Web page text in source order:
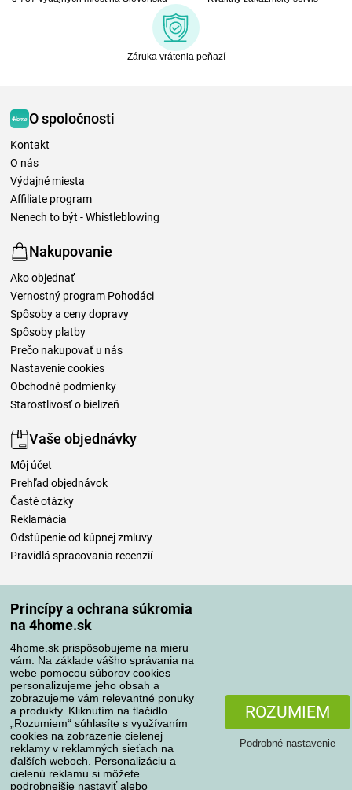
Princípy a ochrana súkromia
na 4home.sk
4home.sk prispôsobujeme na mieru
vám. Na základe vášho správania na
webe pomocou súborov cookies
personalizujeme jeho obsah a
zobrazujeme vám relevantné ponuky
a produkty. Kliknutím na tlačidlo
„Rozumiem“ súhlasíte s využívaním
cookies na zobrazenie cielenej
reklamy v reklamných sieťach na
ďalších weboch. Personalizáciu a
cielenú reklamu si môžete
podrobnejšie nastaviť alebo
ROZUMIEM
Podrobné nastavenie
Záruka vrátenia peňazí
O spoločnosti
Kontakt
O nás
Výdajné miesta
Affiliate program
Nenech to být - Whistleblowing
Nakupovanie
Ako objednať
Vernostný program Pohodáci
Spôsoby a ceny dopravy
Spôsoby platby
Prečo nakupovať u nás
Nastavenie cookies
Obchodné podmienky
Starostlivosť o bielizeň
Vaše objednávky
Môj účet
Prehľad objednávok
Časté otázky
Reklamácia
Odstúpenie od kúpnej zmluvy
Pravidlá spracovania recenzií
Spôsoby platby
Spoľahlivý obchod